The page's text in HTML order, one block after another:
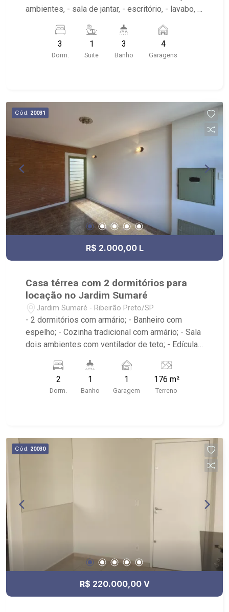
ambientes, - sala de jantar, - escritório, - lavabo, -
garagem para 4 automóveis. - varanda gourmet -
3
Dorm.
1
Suite
3
Banho
4
Garagens
Cód. 20031
R$ 2.000,00 L
Casa térrea com 2 dormitórios para
locação no Jardim Sumaré
Jardim Sumaré - Ribeirão Preto/SP
- 2 dormitórios com armário; - Banheiro com
espelho; - Cozinha tradicional com armário; - Sala
dois ambientes com ventilador de teto; - Edícula;
cimentado; - Próximo a avenida Itatiaia, Anshin
Sushi Bar, Droga Raia, Invictus RP, Bar O
Português
2
Dorm.
1
Banho
1
Garagem
176 m²
Terreno
Cód. 20030
R$ 220.000,00 V